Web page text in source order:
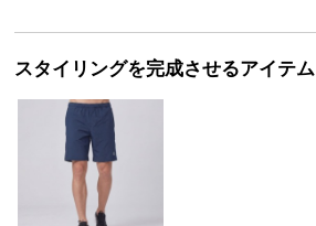
スタイリングを完成させるアイテム